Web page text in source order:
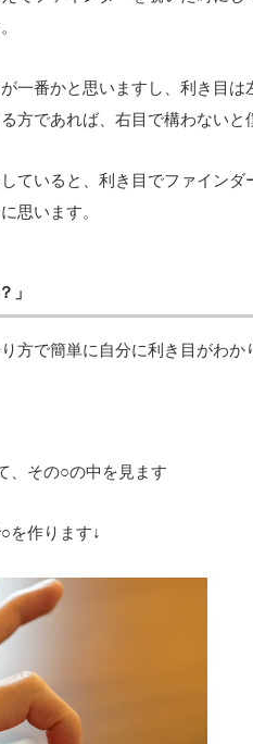
一番かと思いますし、利き目は
方であれば、右目で構わないと
ていると、利き目でファインダ
思います。
」
方で簡単に自分に利き目がわか
、その○の中を見ます
を作ります↓